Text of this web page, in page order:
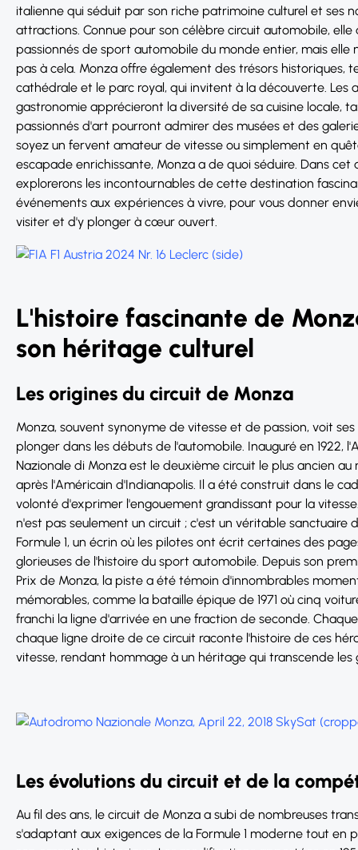
italienne qui séduit par son riche patrimoine culturel et ses
attractions. Connue pour son célèbre circuit automobile, elle
passionnés de sport automobile du monde entier, mais elle
pas à cela. Monza offre également des trésors historiques,
cathédrale et le parc royal, qui invitent à la découverte. Les
gastronomie apprécieront la diversité de sa cuisine locale,
passionnés d'art pourront admirer des musées et des
soyez un fervent amateur de vitesse ou simplement en
escapade enrichissante, Monza a de quoi séduire. Dans cet
explorerons les incontournables de cette destination
événements aux expériences à vivre, pour vous donner
visiter et d'y plonger à cœur ouvert.
L'histoire fascinante de
son héritage culturel
Les origines du circuit de Monza
Monza, souvent synonyme de vitesse et de passion, voit ses
plonger dans les débuts de l'automobile. Inauguré en 1922,
Nazionale di Monza est le deuxième circuit le plus ancien au
après l'Américain d'Indianapolis. Il a été construit dans le
volonté d'exprimer l'engouement grandissant pour la
n'est pas seulement un circuit ; c'est un véritable sanctuaire
Formule 1, un écrin où les pilotes ont écrit certaines des
glorieuses de l'histoire du sport automobile. Depuis son
Prix de Monza, la piste a été témoin d'innombrables
mémorables, comme la bataille épique de 1971 où cinq
franchi la ligne d'arrivée en une fraction de seconde.
chaque ligne droite de ce circuit raconte l'histoire de ces
vitesse, rendant hommage à un héritage qui transcende les
Les évolutions du circuit et de la
Au fil des ans, le circuit de Monza a subi de nombreuses
s'adaptant aux exigences de la Formule 1 moderne tout en